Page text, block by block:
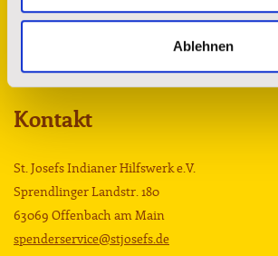
Ablehnen
Kontakt
St. Josefs Indianer Hilfswerk e.V.
Sprendlinger Landstr. 180
63069 Offenbach am Main
spenderservice@stjosefs.de